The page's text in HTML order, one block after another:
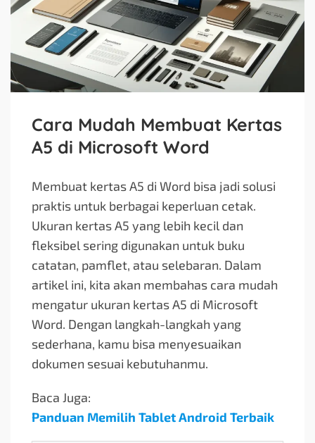
Cara Mudah Membuat Kertas
A5 di Microsoft Word
Membuat kertas A5 di Word bisa jadi solusi
praktis untuk berbagai keperluan cetak.
Ukuran kertas A5 yang lebih kecil dan
fleksibel sering digunakan untuk buku
catatan, pamflet, atau selebaran. Dalam
artikel ini, kita akan membahas cara mudah
mengatur ukuran kertas A5 di Microsoft
Word. Dengan langkah-langkah yang
sederhana, kamu bisa menyesuaikan
dokumen sesuai kebutuhanmu.
Baca Juga:
Panduan Memilih Tablet Android Terbaik